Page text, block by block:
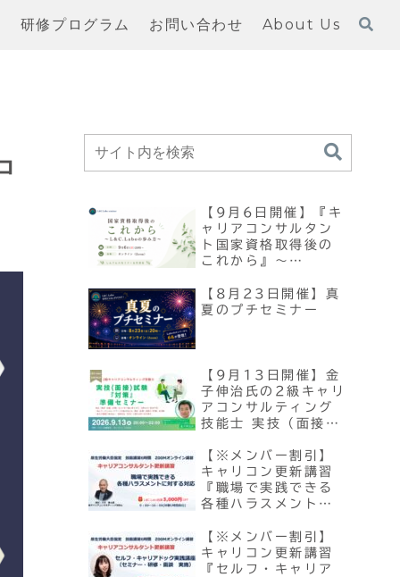
研修プログラム お問い合わせ About Us
【9月6日開催】『キ
ャリアコンサルタン
ト国家資格取得後の
これから』～
～
【8月23日開催】真
夏のプチセミナー
【9月13日開催】金
子伸治氏の2級キャリ
アコンサルティング
技能士 実技（面接）
ミナー
【※メンバー割引】
キャリコン更新講習
『職場で実践できる
各種ハラスメントに
【10/3・12/5開
催】
【※メンバー割引】
キャリコン更新講習
『セルフ・キャリア